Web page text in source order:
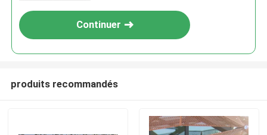
Continuer
produits recommandés